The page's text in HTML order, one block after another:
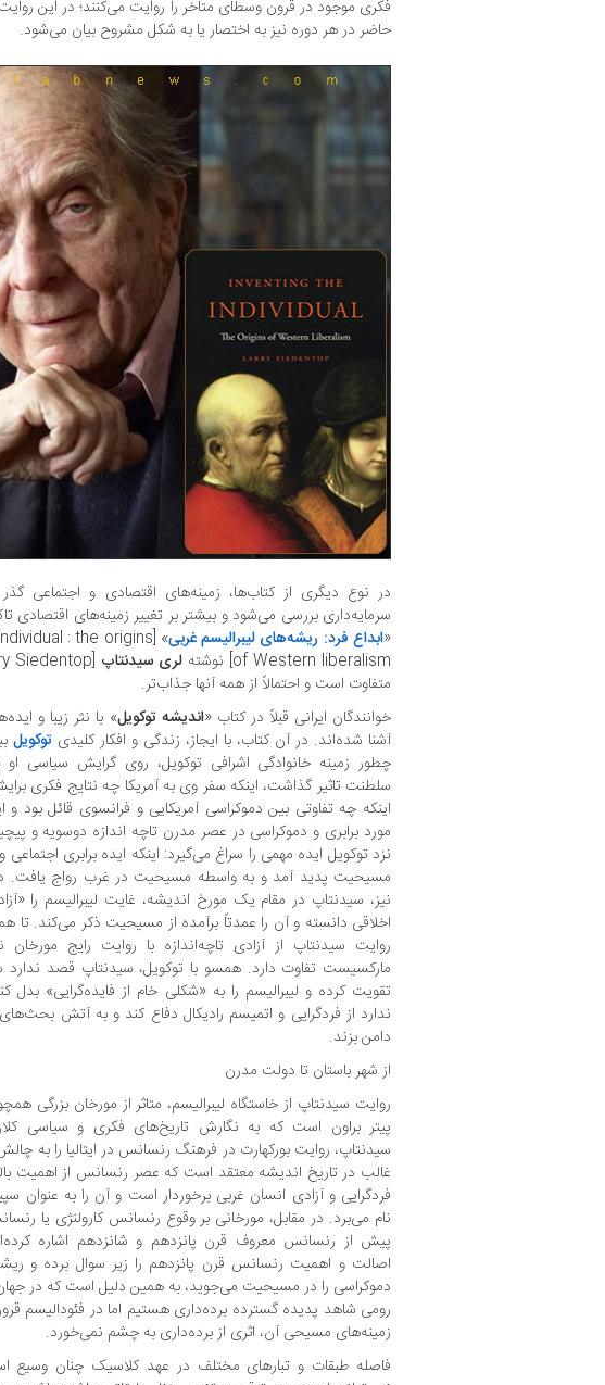
فکری موجود در قرون وسطای متاخر را روایت می‌کنند؛ در این
حاضر در هر دوره نیز به اختصار یا به شکل مشروح بیان می‌شود.
در نوع دیگری از کتاب‌ها، زمینه‌های اقتصادی و اجتماعی گذر
سرمایه‌داری بررسی می‌شود و بیشتر بر تغییر زمینه‌های اقتصادی
«ابداع فرد: ریشه‌های لیبرالیسم غربی : the origins
of Western liberalism] نوشته
لری سیدنتاپ
متفاوت است و احتمالاً از همه آنها جذاب‌تر.
خوانندگان ایرانی قبلاً در کتاب «اندیشه توکویل» با نثر زیبا و
آشنا شده‌اند. در آن کتاب، با ایجاز، زندگی و افکار کلیدی توکویل
چطور زمینه خانوادگی اشرافی توکویل، روی گرایش سیاسی
سلطنت تاثیر گذاشت، اینکه سفر وی به آمریکا چه نتایج فکری
اینکه چه تفاوتی بین دموکراسی آمریکایی و فرانسوی قائل بود و
مورد برابری و دموکراسی در عصر مدرن تاچه اندازه دوسویه و
نزد توکویل ایده مهمی را سراغ می‌گیرد: اینکه ایده برابری اجتماعی
مسیحیت پدید آمد و به واسطه مسیحیت در غرب رواج یافت.
نیز، سیدنتاپ در مقام یک مورخ اندیشه، غایت لیبرالیسم را
اخلاقی دانسته و آن را عمدتاً برآمده از مسیحیت ذکر می‌کند. تا
روایت سیدنتاپ از آزادی تاچه‌اندازه با روایت رایج مورخان
مارکسیست تفاوت دارد. همسو با توکویل، سیدنتاپ قصد ندارد
تقویت کرده و لیبرالیسم را به «شکلی خام از فایده‌گرایی»
ندارد از فردگرایی و اتمیسم رادیکال دفاع کند و به آتش
دامن بزند.
از شهر باستان تا دولت مدرن
روایت سیدنتاپ از خاستگاه لیبرالیسم، متاثر از مورخان بزرگی
پیتر براون است که به نگارش تاریخ‌های فکری و سیاسی
سیدنتاپ، روایت بورکهارت در فرهنگ رنسانس در ایتالیا را به
غالب در تاریخ اندیشه معتقد است که عصر رنسانس از اهمیت
فردگرایی و آزادی انسان غربی برخوردار است و آن را به عنوان
نام می‌برد. در مقابل، مورخانی بر وقوع رنسانس کارولنژی یا
پیش از رنسانس معروف قرن پانزدهم و شانزدهم اشاره
اصالت و اهمیت رنسانس قرن پانزدهم را زیر سوال برده و
دموکراسی را در مسیحیت می‌جوید، به همین دلیل است که در
رومی شاهد پدیده گسترده برده‌داری هستیم اما در فئودالیسم
زمینه‌های مسیحی آن، اثری از برده‌داری به چشم نمی‌خورد.
فاصله طبقات و تبارهای مختلف در عهد کلاسیک چنان